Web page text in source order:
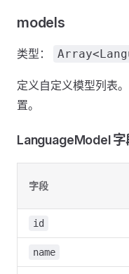
models
类型：
定义自定义模型列表
置。
LanguageModel 字
字段
id
name